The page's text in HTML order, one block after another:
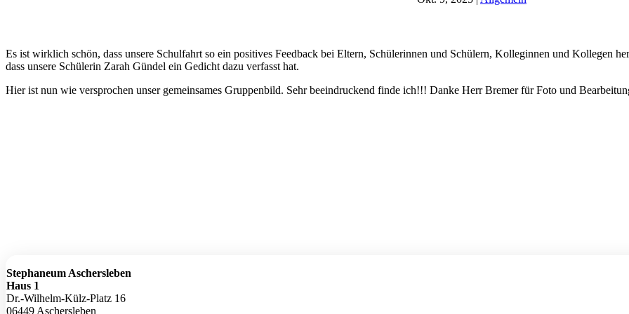
Es ist wirklich schön, dass unsere Schulfahrt so ein positives Feedback bei Eltern, Schülerinnen und Schülern, Kolleginnen und Kollegen
dass unsere Schülerin Zarah Gündel ein Gedicht dazu verfasst hat.
Hier ist nun wie versprochen unser gemeinsames Gruppenbild. Sehr beeindruckend finde ich!!! Danke Herr Bremer für Foto und
Stephaneum Aschersleben
Haus 1
Dr.-Wilhelm-Külz-Platz 16
06449 Aschersleben